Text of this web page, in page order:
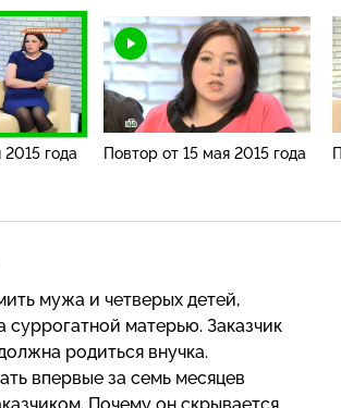
года Повтор от 15 мая 2015 года
мужа и четверых детей,
матерью. Заказчик
родиться внучка.
впервые за семь месяцев